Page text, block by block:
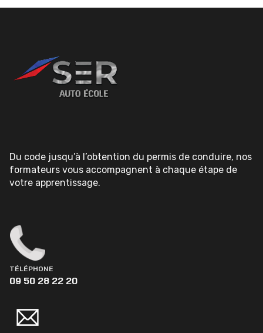
Du code jusqu’à l’obtention du permis de conduire, nos
formateurs vous accompagnent à chaque étape de
votre apprentissage.
TÉLÉPHONE
09 50 28 22 20